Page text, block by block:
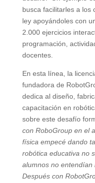
busca facilitarles a los
ley apoyándoles con
2.000 ejercicios
programación,
docentes.
En esta línea, la
fundadora de
dedica al diseño,
capacitación en
sobre este desafío
con RoboGroup en el
física empecé dando
robótica educativa no
alumnos no entendían
Después con